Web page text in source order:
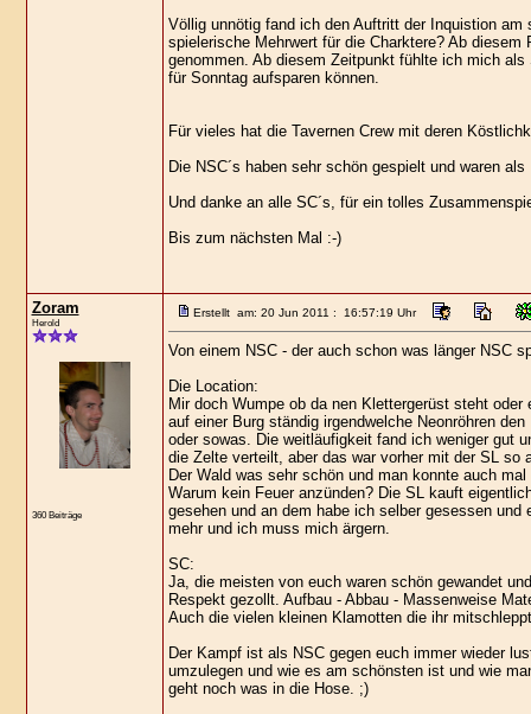
Völlig unnötig fand ich den Auftritt der Inquistion
spielerische Mehrwert für die Charktere? Ab
genommen. Ab diesem Zeitpunkt fühlte ich mich
für Sonntag aufsparen können.
Für vieles hat die Tavernen Crew mit deren
Die NSC´s haben sehr schön gespielt und waren
Und danke an alle SC´s, für ein tolles
Bis zum nächsten Mal :-)
Zoram
Herold
360 Beiträge
Erstellt am: 20 Jun 2011 : 16:57:19 Uhr
Von einem NSC - der auch schon was länger NSC
Die Location:
Mir doch Wumpe ob da nen Klettergerüst steht
auf einer Burg ständig irgendwelche Neonröhren
oder sowas. Die weitläufigkeit fand ich weniger gut
die Zelte verteilt, aber das war vorher mit der SL so
Der Wald was sehr schön und man konnte auch
Warum kein Feuer anzünden? Die SL kauft
gesehen und an dem habe ich selber gesessen
mehr und ich muss mich ärgern.
SC:
Ja, die meisten von euch waren schön gewandet
Respekt gezollt. Aufbau - Abbau - Massenweise
Auch die vielen kleinen Klamotten die ihr
Der Kampf ist als NSC gegen euch immer wieder
umzulegen und wie es am schönsten ist und wie
geht noch was in die Hose. ;)